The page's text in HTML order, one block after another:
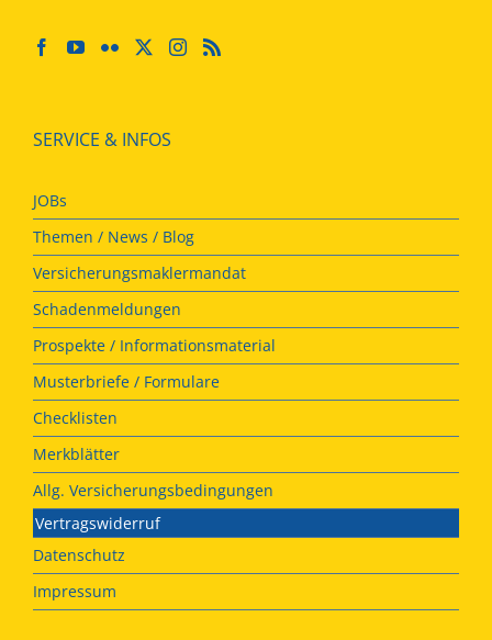
SERVICE & INFOS
JOBs
Themen / News / Blog
Versicherungsmaklermandat
Schadenmeldungen
Prospekte / Informationsmaterial
Musterbriefe / Formulare
Checklisten
Merkblätter
Allg. Versicherungsbedingungen
Vertragswiderruf
Datenschutz
Impressum